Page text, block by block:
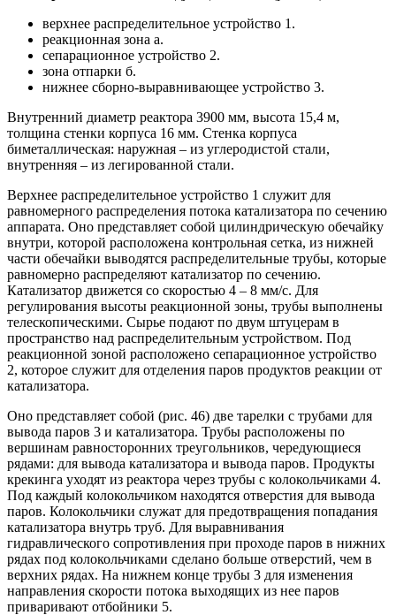
верхнее распределительное устройство 1.
реакционная зона а.
сепарационное устройство 2.
зона отпарки б.
нижнее сборно-выравнивающее устройство 3.
Внутренний диаметр реактора 3900 мм, высота 15,4 м,
толщина стенки корпуса 16 мм. Стенка корпуса
биметаллическая: наружная – из углеродистой стали,
внутренняя – из легированной стали.
Верхнее распределительное устройство 1 служит для
равномерного распределения потока катализатора по сечению
аппарата. Оно представляет собой цилиндрическую обечайку
внутри, которой расположена контрольная сетка, из нижней
части обечайки выводятся распределительные трубы, которые
равномерно распределяют катализатор по сечению.
Катализатор движется со скоростью 4 – 8 мм/с. Для
регулирования высоты реакционной зоны, трубы выполнены
телескопическими. Сырье подают по двум штуцерам в
пространство над распределительным устройством. Под
реакционной зоной расположено сепарационное устройство
2, которое служит для отделения паров продуктов реакции от
катализатора.
Оно представляет собой (рис. 46) две тарелки с трубами для
вывода паров 3 и катализатора. Трубы расположены по
вершинам равносторонних треугольников, чередующиеся
рядами: для вывода катализатора и вывода паров. Продукты
крекинга уходят из реактора через трубы с колокольчиками 4.
Под каждый колокольчиком находятся отверстия для вывода
паров. Колокольчики служат для предотвращения попадания
катализатора внутрь труб. Для выравнивания
гидравлического сопротивления при проходе паров в нижних
рядах под колокольчиками сделано больше отверстий, чем в
верхних рядах. На нижнем конце трубы 3 для изменения
направления скорости потока выходящих из нее паров
приваривают отбойники 5.